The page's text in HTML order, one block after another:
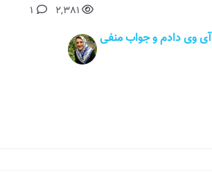
آی وی دادم و جواب منفی
2,381
1